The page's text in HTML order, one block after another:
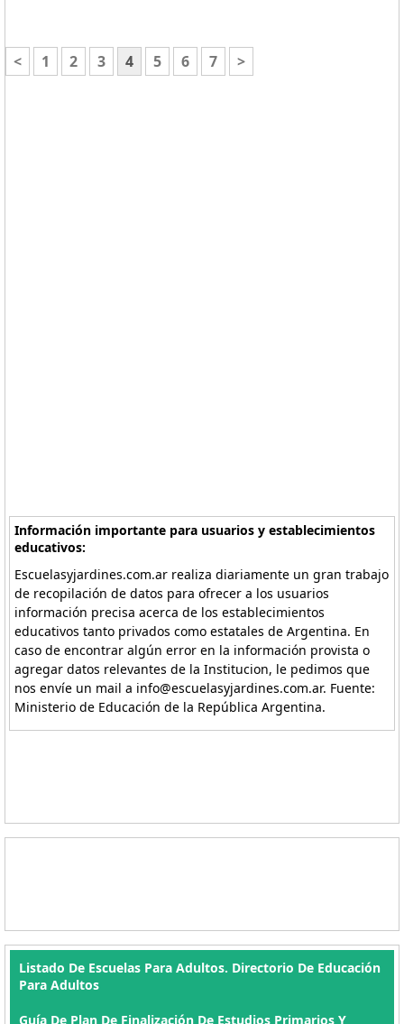
< 1 2 3 4 5 6 7 >
Información importante para usuarios y establecimientos
educativos:
Escuelasyjardines.com.ar realiza diariamente un gran trabajo
de recopilación de datos para ofrecer a los usuarios
información precisa acerca de los establecimientos
educativos tanto privados como estatales de Argentina. En
caso de encontrar algún error en la información provista o
agregar datos relevantes de la Institucion, le pedimos que
nos envíe un mail a info@escuelasyjardines.com.ar. Fuente:
Ministerio de Educación de la República Argentina.
Listado De Escuelas Para Adultos. Directorio De Educación
Para Adultos
Guía De Plan De Finalización De Estudios Primarios Y